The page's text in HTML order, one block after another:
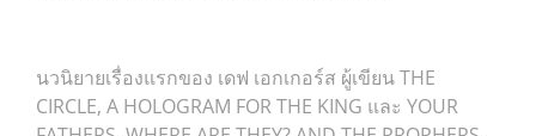
นวนิยายเรื่องแรกของ เดฟ เอกเกอร์ส ผู้เขียน THE
CIRCLE, A HOLOGRAM FOR THE KING และ YOUR